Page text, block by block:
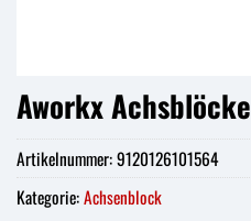
Aworkx Achsblöcke
Artikelnummer:9120126101564
Kategorie:Achsenblock